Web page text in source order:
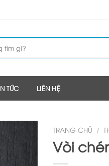
TỨC LIÊN HỆ
TRANG CHỦ /
Vòi